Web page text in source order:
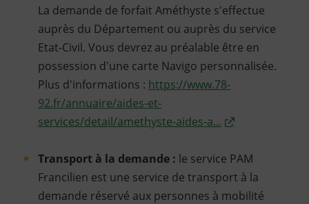
La demande de forfait Améthyste s'effectue
auprès du Département ou auprès du service
Etat-Civil. Vous devrez au préalable être en
possession d'une carte Navigo personnalisée.
Plus d'informations : https://www.78-
92.fr/annuaire/aides-et-
services/detail/amethyste-aides-a...
Transport à la demande : le service PAM
Francilien est une service de transport à la
demande réservé aux personnes à mobilité